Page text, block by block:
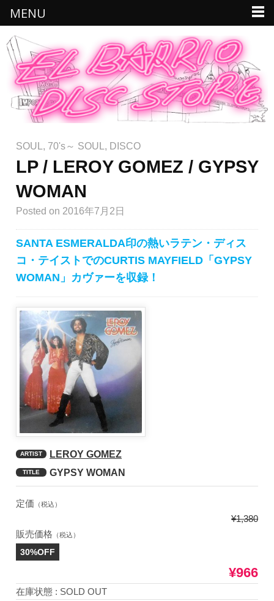
SOUL , 70's～ SOUL , DISCO
LP / LEROY GOMEZ / GYPSY
WOMAN
Posted on 2016年7月2日
SANTA ESMERALDA印の熱いラテン・ディス
コ・テイストでのCURTIS MAYFIELD「GYPSY
WOMAN」カヴァーを収録！
ARTIST LEROY GOMEZ
TITLE GYPSY WOMAN
定価 （税込）
¥1,380
販売価格 （税込）
30%OFF
¥966
在庫状態 : SOLD OUT
MENU